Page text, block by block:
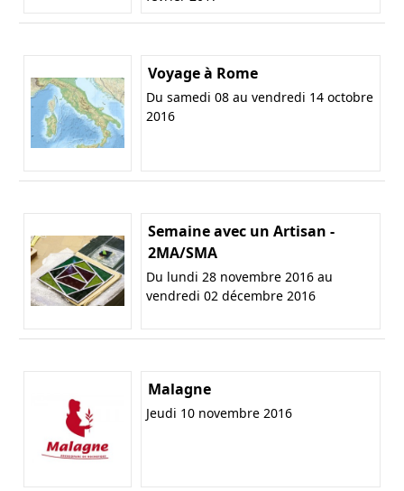
Voyage à Rome
Du samedi 08 au vendredi 14 octobre
2016
Semaine avec un Artisan -
2MA/SMA
Du lundi 28 novembre 2016 au
vendredi 02 décembre 2016
Malagne
Jeudi 10 novembre 2016